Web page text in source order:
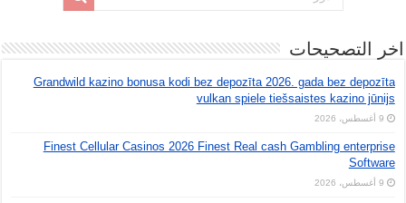
اخر التصحيحات
Grandwild kazino bonusa kodi bez depozīta 2026. gada bez depozīta
vulkan spiele tiešsaistes kazino jūnijs
9 أغسطس، 2026
Finest Cellular Casinos 2026 Finest Real cash Gambling enterprise
Software
9 أغسطس، 2026